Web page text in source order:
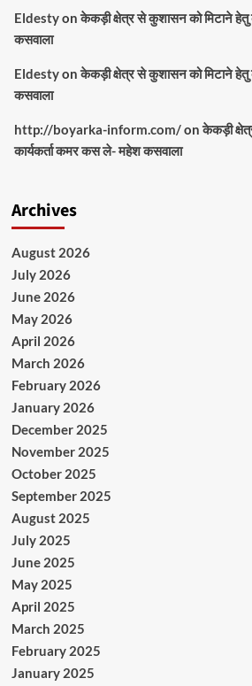
Eldestyonकेकड़ी क्षेत्र से कुशासन को मिटाने
कसवाला
Eldestyonकेकड़ी क्षेत्र से कुशासन को मिटाने
कसवाला
http://boyarka-inform.com/onकेकड़ी
कार्यकर्ता कमर कस ले- महेश कसवाला
Archives
August 2026
July 2026
June 2026
May 2026
April 2026
March 2026
February 2026
January 2026
December 2025
November 2025
October 2025
September 2025
August 2025
July 2025
June 2025
May 2025
April 2025
March 2025
February 2025
January 2025